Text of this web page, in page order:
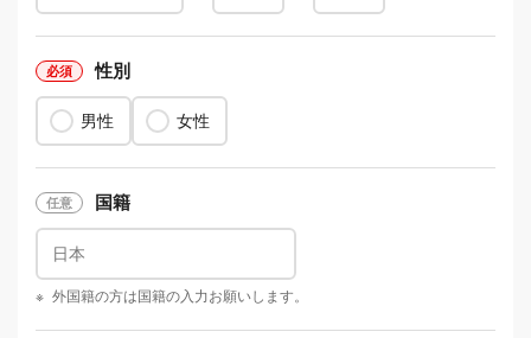
性別
男性 女性
国籍
※ 外国籍の方は国籍の入力お願いします。